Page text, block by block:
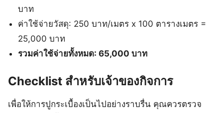
บาท
ค่าใช้จ่ายวัสดุ: 250 บาท/เมตร x 100 ตารางเมตร =
25,000 บาท
รวมค่าใช้จ่ายทั้งหมด: 65,000 บาท
Checklist สำหรับเจ้าของกิจการ
เพื่อให้การปูกระเบื้องเป็นไปอย่างราบรื่น คุณควรตรวจ